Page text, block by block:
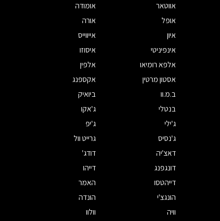
אווטאר
אומודה
אופל
אורה
איון
אייווייס
אינפיניטי
איסוזו
אלפא רומיאו
אלפין
אסטון מרטין
אקספנג
ב.מ.וו
ביואיק
בנטלי
ג'אקו
ג'ילי
ג'יפ
ג'נסיס
גרייט וול
דאצ'יה
דודג'
דונגפנג
דייהו
דייהטסו
האמר
הונגצ'י
הונדה
וויה
וולוו